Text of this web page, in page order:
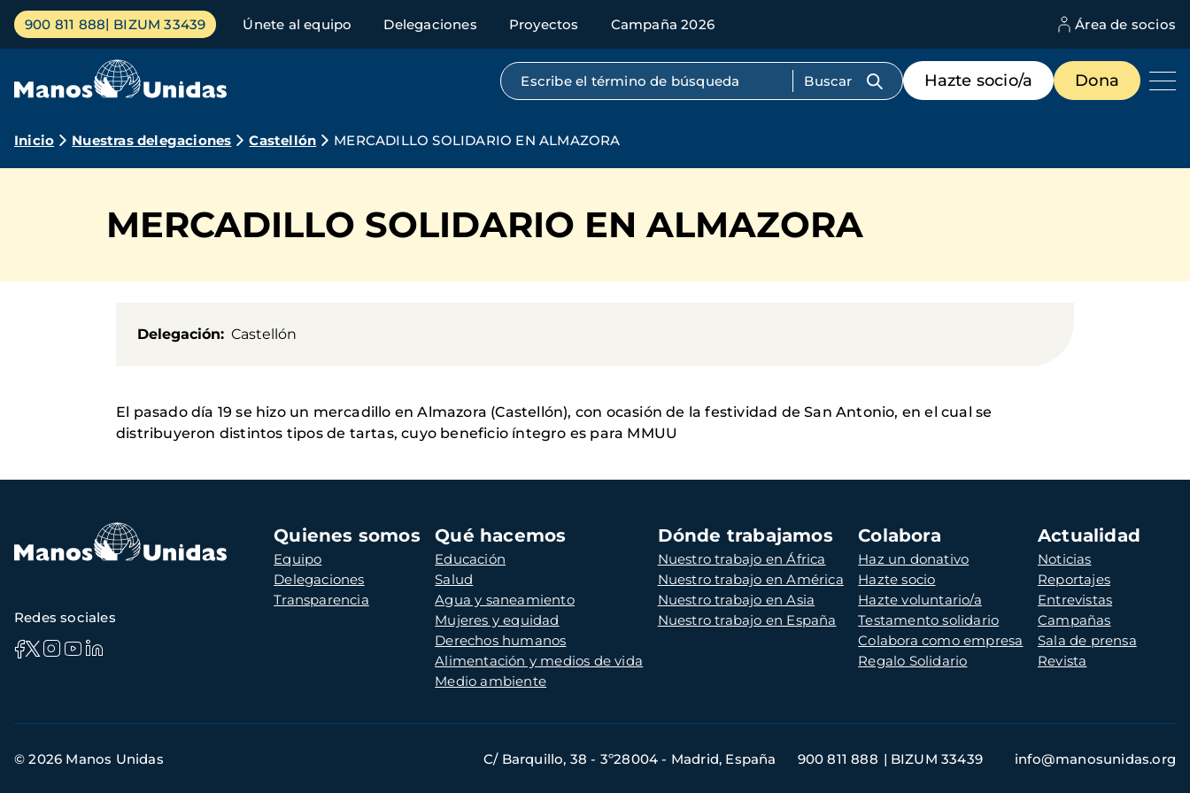
Pasar
contenido
Menú
principal
900 811 888 BIZUM 33439 Únete al equipo Delegaciones Proyectos Campaña 2026 Área de socios
Búsqueda por texto completo
Menú
de
destacados
Hazte socio/a Dona
Ruta
navegación
Inicio Nuestras delegaciones Castellón MERCADILLO SOLIDARIO EN ALMAZORA
MERCADILLO SOLIDARIO EN ALMAZORA
Delegación Castellón
El pasado día 19 se hizo un mercadillo en Almazora (Castellón), con ocasión de la festividad de San Antonio, en el cual se
distribuyeron distintos tipos de tartas, cuyo beneficio íntegro es para MMUU
Navegación
principal
Quienes somos
Equipo
Delegaciones
Transparencia
Qué hacemos
Educación
Salud
Agua y saneamiento
Mujeres y equidad
Derechos humanos
Alimentación y medios de vida
Medio ambiente
Dónde trabajamos
Nuestro trabajo en África
Nuestro trabajo en América
Nuestro trabajo en Asia
Nuestro trabajo en España
Colabora
Haz un donativo
Hazte socio
Hazte voluntario/a
Testamento solidario
Colabora como empresa
Regalo Solidario
Actualidad
Noticias
Reportajes
Entrevistas
Campañas
Sala de prensa
Revista
Redes sociales
de
© 2026 Manos Unidas C/ Barquillo, 38 - 3º28004 - Madrid, España 900 811 888 BIZUM 33439 info@manosunidas.org